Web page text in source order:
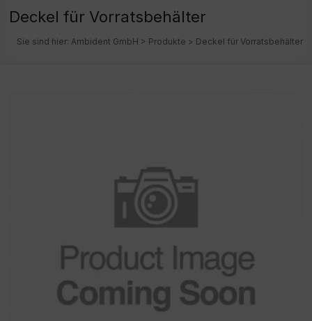
Deckel für Vorratsbehälter
Sie sind hier: Ambident GmbH > Produkte > Deckel für Vorratsbehälter